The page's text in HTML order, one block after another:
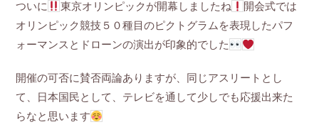
ついに 東京オリンピックが開幕しましたね
開会式では
オリンピック競技５０種目のピクトグラムを表現したパフ
ォーマンスとドローンの演出が印象的でした
開催の可否に賛否両論ありますが、同じアスリートとし
て、日本国民として、テレビを通して少しでも応援出来た
らなと思います